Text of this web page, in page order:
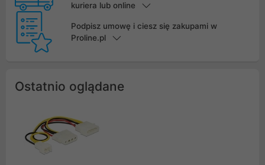
kuriera lub online
Podpisz umowę i ciesz się zakupami w
Proline.pl
Ostatnio oglądane